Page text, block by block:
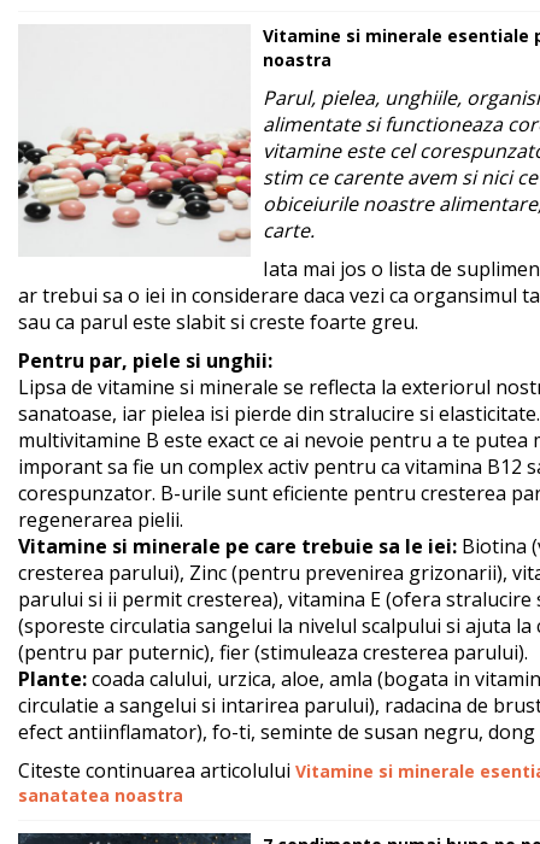
Vitamine si minerale
noastra
Parul, pielea, unghiile,
alimentate si functioneaza
vitamine este cel
stim ce carente avem si nici
obiceiurile noastre
carte.
Iata mai jos o lista de
ar trebui sa o iei in considerare daca vezi ca organsimul
sau ca parul este slabit si creste foarte greu.
Pentru par, piele si unghii:
Lipsa de vitamine si minerale se reflecta la exteriorul
sanatoase, iar pielea isi pierde din stralucire si
multivitamine B este exact ce ai nevoie pentru a te putea
imporant sa fie un complex activ pentru ca vitamina B12
corespunzator. B-urile sunt eficiente pentru cresterea
regenerarea pielii.
Vitamine si minerale pe care trebuie sa le iei: Biotina
cresterea parului), Zinc (pentru prevenirea grizonarii),
parului si ii permit cresterea), vitamina E (ofera
(sporeste circulatia sangelui la nivelul scalpului si ajuta
(pentru par puternic), fier (stimuleaza cresterea parului).
Plante:coada calului, urzica, aloe, amla (bogata in
circulatie a sangelui si intarirea parului), radacina de
efect antiinflamator), fo-ti, seminte de susan negru,
Citeste continuarea articolului Vitamine si minerale
sanatatea noastra